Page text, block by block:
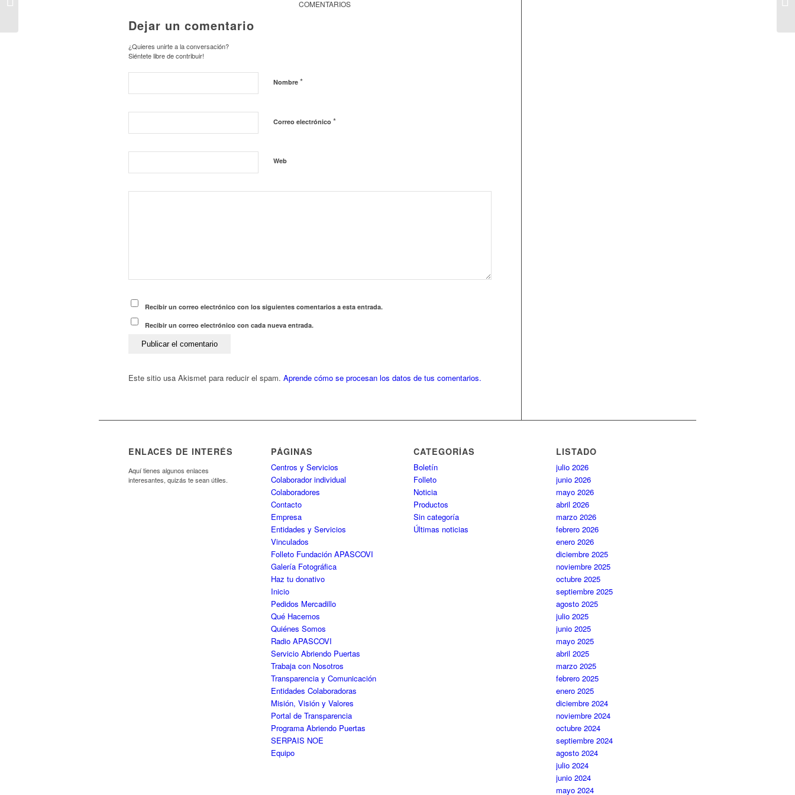
COMENTARIOS
Dejar un comentario
¿Quieres unirte a la conversación?
Siéntete libre de contribuir!
Nombre *
Correo electrónico *
Web
Recibir un correo electrónico con los siguientes comentarios a esta entrada.
Recibir un correo electrónico con cada nueva entrada.
Este sitio usa Akismet para reducir el spam. Aprende cómo se procesan los datos de tus comentarios.
ENLACES DE INTERÉS
Aquí tienes algunos enlaces
interesantes, quizás te sean útiles.
PÁGINAS
Centros y Servicios
Colaborador individual
Colaboradores
Contacto
Empresa
Entidades y Servicios
Vinculados
Folleto Fundación APASCOVI
Galería Fotográfica
Haz tu donativo
Inicio
Pedidos Mercadillo
Qué Hacemos
Quiénes Somos
Radio APASCOVI
Servicio Abriendo Puertas
Trabaja con Nosotros
Transparencia y Comunicación
Entidades Colaboradoras
Misión, Visión y Valores
Portal de Transparencia
Programa Abriendo Puertas
SERPAIS NOE
Equipo
CATEGORÍAS
Boletín
Folleto
Noticia
Productos
Sin categoría
Últimas noticias
LISTADO
julio 2026
junio 2026
mayo 2026
abril 2026
marzo 2026
febrero 2026
enero 2026
diciembre 2025
noviembre 2025
octubre 2025
septiembre 2025
agosto 2025
julio 2025
junio 2025
mayo 2025
abril 2025
marzo 2025
febrero 2025
enero 2025
diciembre 2024
noviembre 2024
octubre 2024
septiembre 2024
agosto 2024
julio 2024
junio 2024
mayo 2024